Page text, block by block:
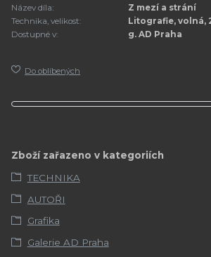
Název díla:
Z mezí a strání
Technika, velikost:
Litografie, volná,
Dostupné v:
g. AD Praha
Do oblíbených
Zboží zařazeno v kategoriích
TECHNIKA
AUTOŘI
Grafika
Galerie AD Praha